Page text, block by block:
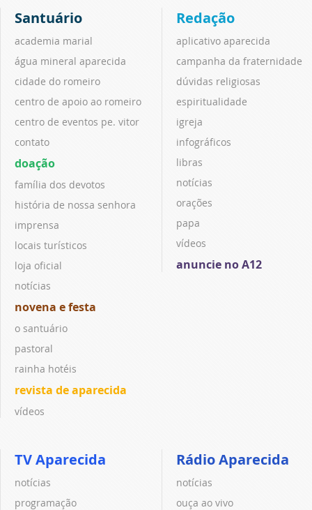
Santuário
academia marial
água mineral aparecida
cidade do romeiro
centro de apoio ao romeiro
centro de eventos pe. vitor
contato
doação
família dos devotos
história de nossa senhora
imprensa
locais turísticos
loja oficial
notícias
novena e festa
o santuário
pastoral
rainha hotéis
revista de aparecida
vídeos
Redação
aplicativo aparecida
campanha da fraternidade
dúvidas religiosas
espiritualidade
igreja
infográficos
libras
notícias
orações
papa
vídeos
anuncie no A12
TV Aparecida
notícias
programação
Rádio Aparecida
notícias
ouça ao vivo